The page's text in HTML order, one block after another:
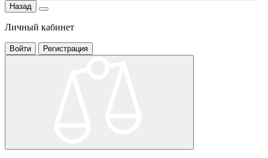
Назад
Личный кабинет
Войти Регистрация